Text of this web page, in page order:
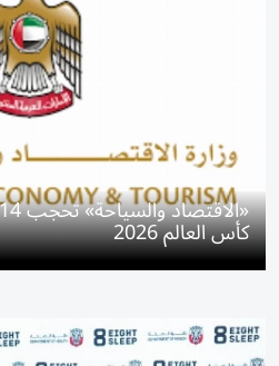
كأس العالم 2026